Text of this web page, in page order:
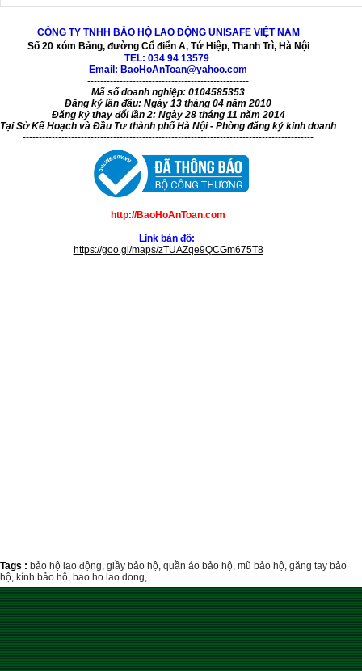
CÔNG TY TNHH BẢO HỘ LAO ĐỘNG UNISAFE VIỆT NAM
Số 20 xóm Bảng, đường Cổ điển A, Tứ Hiệp, Thanh Trì, Hà Nội
TEL: 034 94 13579
Email: BaoHoAnToan@yahoo.com
--------------------------------------------------
Mã số doanh nghiệp: 0104585353
Đăng ký lần đầu: Ngày 13 tháng 04 năm 2010
Đăng ký thay đổi lần 2: Ngày 28 tháng 11 năm 2014
Tại Sở Kế Hoạch và Đầu Tư thành phố Hà Nội - Phòng đăng ký kinh doanh
------------------------------------------------------------------------------------------
http://BaoHoAnToan.com
Link bản đồ:
https://goo.gl/maps/zTUAZqe9QCGm675T8
Tags : bảo hộ lao động, giầy bảo hộ, quần áo bảo hộ, mũ bảo hộ, găng tay bảo
hộ, kính bảo hộ, bao ho lao dong,